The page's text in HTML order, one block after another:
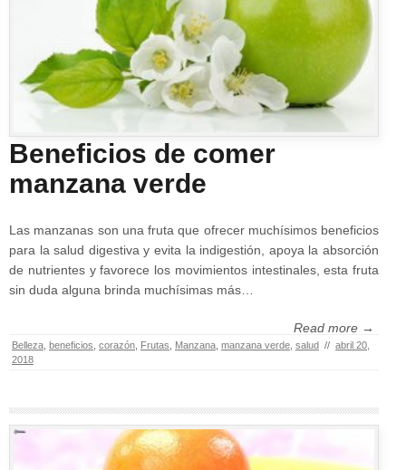
Beneficios de comer
manzana verde
Las manzanas son una fruta que ofrecer muchísimos beneficios
para la salud digestiva y evita la indigestión, apoya la absorción
de nutrientes y favorece los movimientos intestinales, esta fruta
sin duda alguna brinda muchísimas más…
Read more →
Belleza, beneficios, corazón, Frutas, Manzana, manzana verde, salud // abril 20,
2018